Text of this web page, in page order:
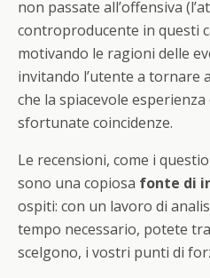
non passate all’offensiva
controproducente in questi
motivando le ragioni delle
invitando l’utente a
che la spiacevole
sfortunate coincidenze.
Le recensioni, come i
sono una copiosa fonte di
ospiti: con un lavoro di
tempo necessario, potete
scelgono, i vostri punti di